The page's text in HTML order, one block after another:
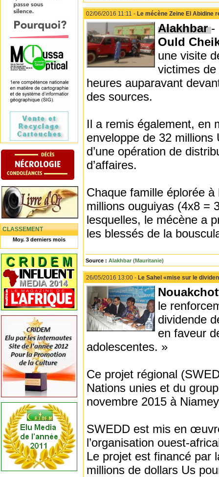
CLASSEMENT
Moy. 3 derniers mois
02/06/2016 11:11 - Le mécène Zeine El Abidine
Alakhbar-
Ould
une visite
victimes
heures auparavant
des sources.
Il a remis également, en
enveloppe de 32
d’une opération de
d’affaires.
Chaque famille éplorée
millions ouguiyas (4x8 =
lesquelles, le mécène a
les blessés de la
Source : Alakhbar (Mauritanie)
26/05/2016 13:00 - Le Sahel «mise sur le
le
dividende
en faveur
adolescentes. »
Ce projet régional
Nations unies et du
novembre 2015 à
SWEDD est mis en
l’organisation ouest-
Le projet est financé par
millions de dollars Us